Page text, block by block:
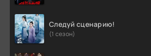
Следуй сценарию!
(1 сезон)